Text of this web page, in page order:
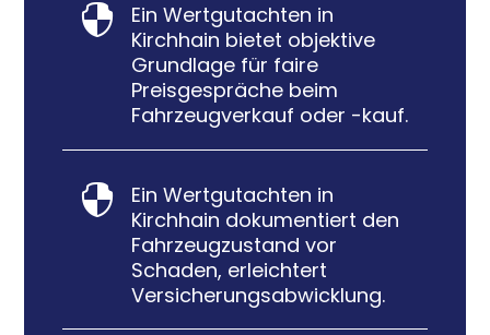

Ein Wertgutachten in
Kirchhain bietet objektive
Grundlage für faire
Preisgespräche beim
Fahrzeugverkauf oder -kauf.

Ein Wertgutachten in
Kirchhain dokumentiert den
Fahrzeugzustand vor
Schaden, erleichtert
Versicherungsabwicklung.